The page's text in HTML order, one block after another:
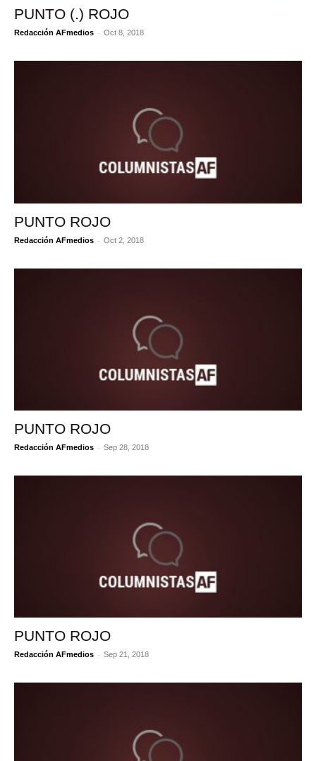
PUNTO (.) ROJO
Redacción AFmedios - Oct 8, 2018
PUNTO ROJO
Redacción AFmedios - Oct 2, 2018
PUNTO ROJO
Redacción AFmedios - Sep 28, 2018
PUNTO ROJO
Redacción AFmedios - Sep 21, 2018